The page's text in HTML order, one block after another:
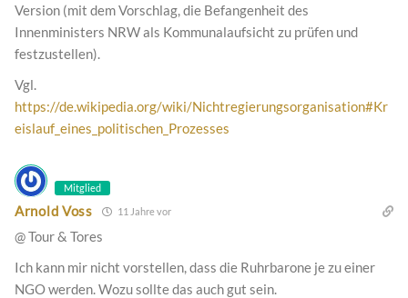
Version (mit dem Vorschlag, die Befangenheit des
Innenministers NRW als Kommunalaufsicht zu prüfen und
festzustellen).
Vgl.
https://de.wikipedia.org/wiki/Nichtregierungsorganisation#Kr
eislauf_eines_politischen_Prozesses
Mitglied
Arnold Voss 11 Jahre vor
@ Tour & Tores
Ich kann mir nicht vorstellen, dass die Ruhrbarone je zu einer
NGO werden. Wozu sollte das auch gut sein.